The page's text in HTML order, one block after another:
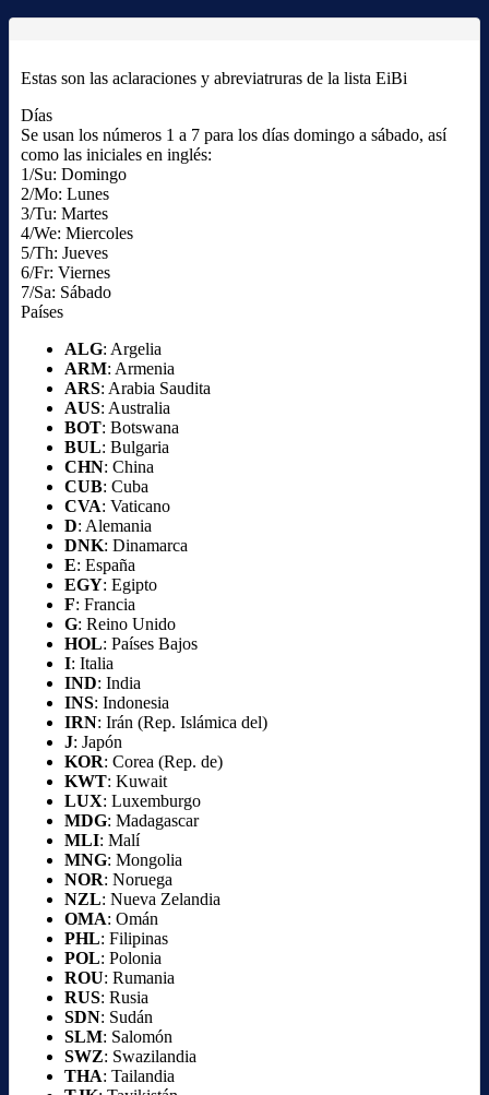
Estas son las aclaraciones y abreviatruras de la lista EiBi
Días
Se usan los números 1 a 7 para los días domingo a sábado, así
como las iniciales en inglés:
1/Su: Domingo
2/Mo: Lunes
3/Tu: Martes
4/We: Miercoles
5/Th: Jueves
6/Fr: Viernes
7/Sa: Sábado
Países
ALG: Argelia
ARM: Armenia
ARS: Arabia Saudita
AUS: Australia
BOT: Botswana
BUL: Bulgaria
CHN: China
CUB: Cuba
CVA: Vaticano
D: Alemania
DNK: Dinamarca
E: España
EGY: Egipto
F: Francia
G: Reino Unido
HOL: Países Bajos
I: Italia
IND: India
INS: Indonesia
IRN: Irán (Rep. Islámica del)
J: Japón
KOR: Corea (Rep. de)
KWT: Kuwait
LUX: Luxemburgo
MDG: Madagascar
MLI: Malí
MNG: Mongolia
NOR: Noruega
NZL: Nueva Zelandia
OMA: Omán
PHL: Filipinas
POL: Polonia
ROU: Rumania
RUS: Rusia
SDN: Sudán
SLM: Salomón
SWZ: Swazilandia
THA: Tailandia